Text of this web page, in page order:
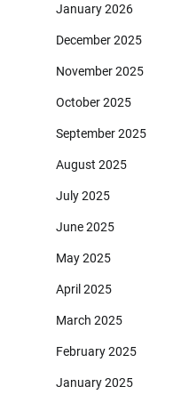
January 2026
December 2025
November 2025
October 2025
September 2025
August 2025
July 2025
June 2025
May 2025
April 2025
March 2025
February 2025
January 2025